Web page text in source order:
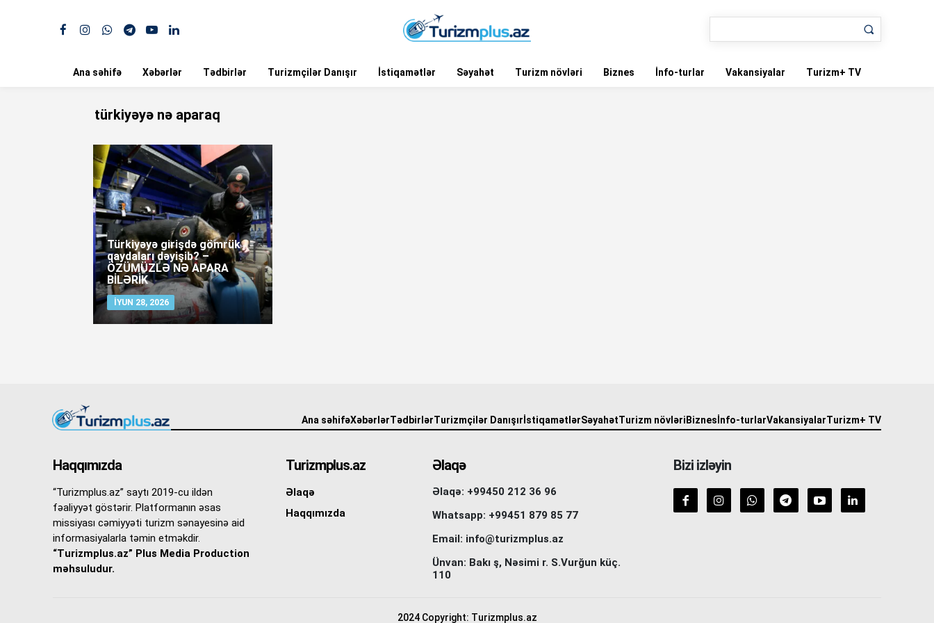
Ana səhifə Xəbərlər Tədbirlər Turizmçilər Danışır İstiqamətlər Səyahət Turizm növləri Biznes İnfo-turlar Vakansiyalar Turizm+ TV
türkiyəyə nə aparaq
Türkiyəyə girişdə gömrük
qaydaları dəyişib? –
ÖZÜMÜZLƏ NƏ APARA
BİLƏRİK
İYUN 28, 2026
Ana səhifəXəbərlərTədbirlərTurizmçilər Danışır İstiqamətlərSəyahətTurizm növləri Biznes İnfo-turlarVakansiyalarTurizm+ TV
Haqqımızda
“Turizmplus.az” saytı 2019-cu ildən
fəaliyyət göstərir. Platformanın əsas
missiyası cəmiyyəti turizm sənayesinə aid
informasiyalarla təmin etməkdir.
“Turizmplus.az” Plus Media Production
məhsuludur.
Turizmplus.az
Əlaqə
Haqqımızda
Əlaqə
Əlaqə: +99450 212 36 96
Whatsapp: +99451 879 85 77
Email: info@turizmplus.az
Ünvan: Bakı ş, Nəsimi r. S.Vurğun küç.
110
Bizi izləyin
2024 Copyright: Turizmplus.az